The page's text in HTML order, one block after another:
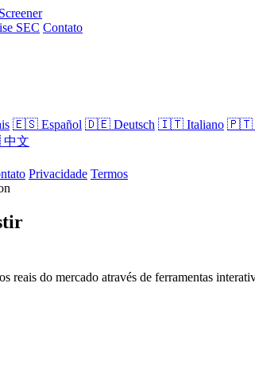
SEC Contato
🇪🇸 Español 🇩🇪 Deutsch 🇮🇹 Italiano 🇵🇹
中文
Privacidade Termos
reais do mercado através de ferramentas